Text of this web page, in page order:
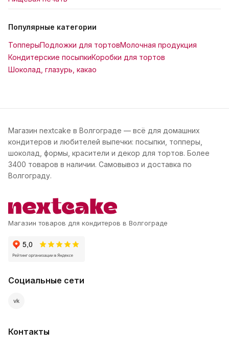
Популярные категории
ТопперыПодложки для тортовМолочная продукция
Кондитерские посыпкиКоробки для тортов
Шоколад, глазурь, какао
Магазин nextcake в Волгограде — всё для домашних
кондитеров и любителей выпечки: посыпки, топперы,
шоколад, формы, красители и декор для тортов. Более
3400 товаров в наличии. Самовывоз и доставка по
Волгограду.
Магазин товаров для кондитеров в Волгограде
Социальные сети
vk
Контакты